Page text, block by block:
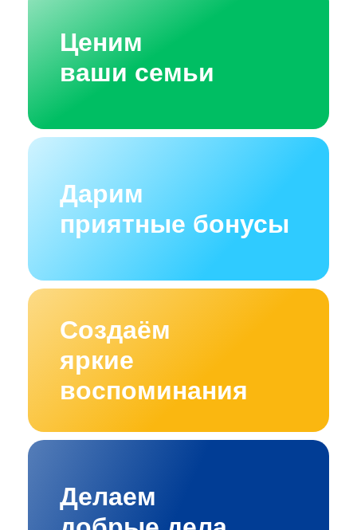
Дарим
приятные бонусы
Ценим
ваши семьи
Создаём
яркие
воспоминания
Делаем